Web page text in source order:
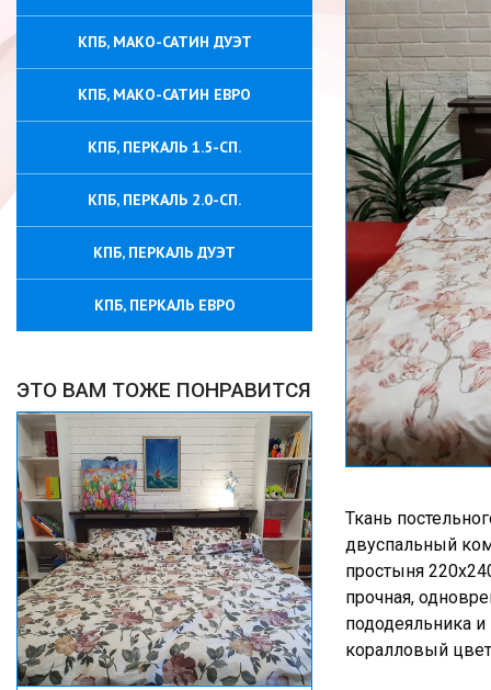
КПБ, МАКО-САТИН ДУЭТ
КПБ, МАКО-САТИН ЕВРО
КПБ, ПЕРКАЛЬ 1.5-СП.
КПБ, ПЕРКАЛЬ 2.0-СП.
КПБ, ПЕРКАЛЬ ДУЭТ
КПБ, ПЕРКАЛЬ ЕВРО
ЭТО ВАМ ТОЖЕ ПОНРАВИТСЯ
Ткань
двуспальный
простыня
прочная,
пододеяльника
коралловый